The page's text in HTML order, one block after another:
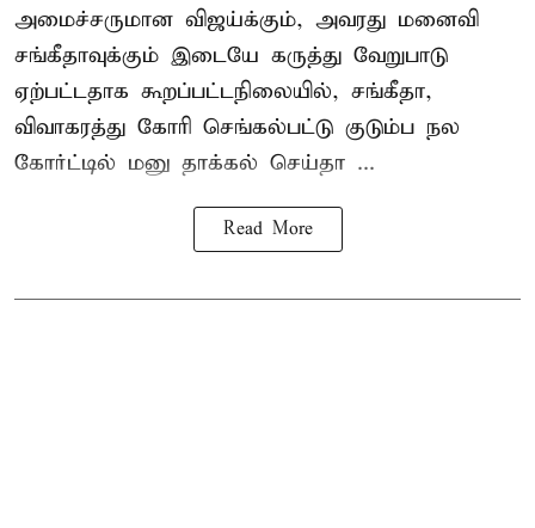
அமைச்சருமான விஜய்க்கும், அவரது மனைவி
சங்கீதாவுக்கும் இடையே கருத்து வேறுபாடு
ஏற்பட்டதாக கூறப்பட்டநிலையில், சங்கீதா,
விவாகரத்து கோரி செங்கல்பட்டு குடும்ப நல
கோர்ட்டில் மனு தாக்கல் செய்தா ...
Read More